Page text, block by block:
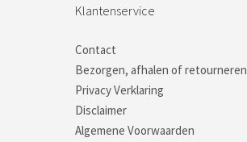
Klantenservice
Contact
Bezorgen, afhalen of retourneren
Privacy Verklaring
Disclaimer
Algemene Voorwaarden